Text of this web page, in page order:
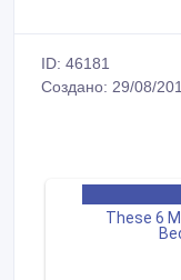
ID: 46181
Создано: 29/08/